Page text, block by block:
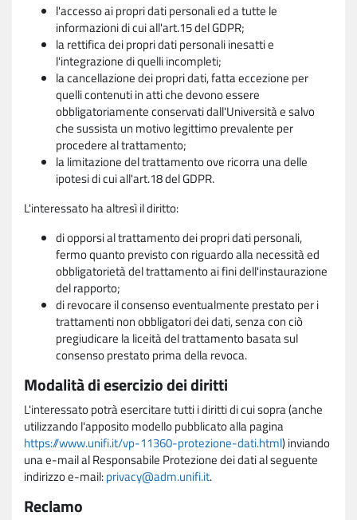
l'accesso ai propri dati personali ed a tutte le
informazioni di cui all'art.15 del GDPR;
la rettifica dei propri dati personali inesatti e
l'integrazione di quelli incompleti;
la cancellazione dei propri dati, fatta eccezione per
quelli contenuti in atti che devono essere
obbligatoriamente conservati dall'Università e salvo
che sussista un motivo legittimo prevalente per
procedere al trattamento;
la limitazione del trattamento ove ricorra una delle
ipotesi di cui all'art.18 del GDPR.
L'interessato ha altresì il diritto:
di opporsi al trattamento dei propri dati personali,
fermo quanto previsto con riguardo alla necessità ed
obbligatorietà del trattamento ai fini dell'instaurazione
del rapporto;
di revocare il consenso eventualmente prestato per i
trattamenti non obbligatori dei dati, senza con ciò
pregiudicare la liceità del trattamento basata sul
consenso prestato prima della revoca.
Modalità di esercizio dei diritti
L'interessato potrà esercitare tutti i diritti di cui sopra (anche
utilizzando l'apposito modello pubblicato alla pagina
https://www.unifi.it/vp-11360-protezione-dati.html) inviando
una e-mail al Responsabile Protezione dei dati al seguente
indirizzo e-mail:privacy@adm.unifi.it.
Reclamo